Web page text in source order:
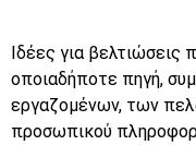
Ιδέες για
οποιαδήποτε πηγή,
εργαζομένων, των
προσωπικού